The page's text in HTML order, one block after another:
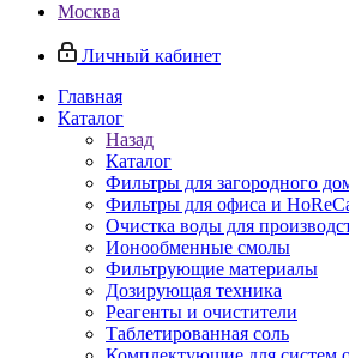
Москва
Личный кабинет
Главная
Каталог
Назад
Каталог
Фильтры для загородного
Фильтры для офиса и
Очистка воды для
Ионообменные смолы
Фильтрующие материалы
Дозирующая техника
Реагенты и очистители
Таблетированная соль